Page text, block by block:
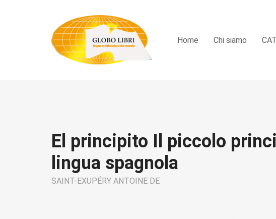
Home Chi siamo
El principito Il piccolo
lingua spagnola
SAINT-EXUPÉRY ANTOINE DE